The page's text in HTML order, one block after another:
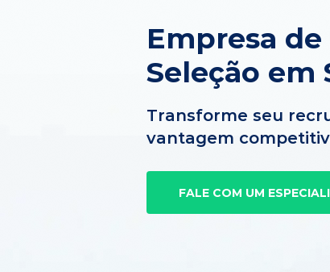
Empresa
Seleção em
Transforme seu
vantagem
FALE COM UM